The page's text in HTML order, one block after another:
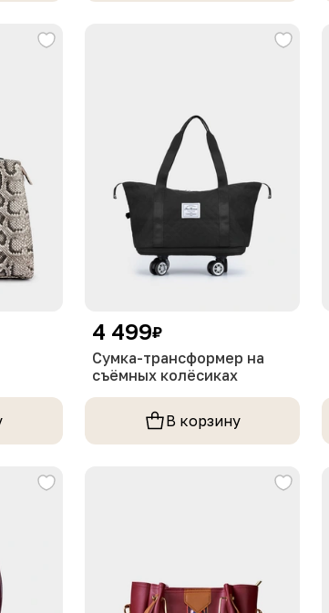
4 499₽
Сумка-трансформер на
съёмных колёсиках
В корзину